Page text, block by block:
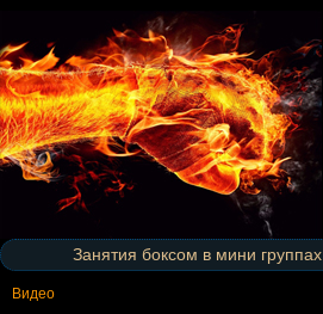
Занятия боксом в мини группах
Видео